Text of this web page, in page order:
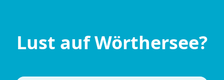
Lust auf Wörthersee?